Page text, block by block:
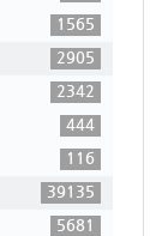
1565
2905
2342
444
116
39135
5681